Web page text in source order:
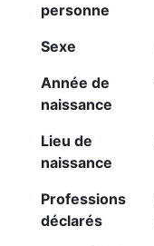
personne
Sexe
Année de
naissance
Lieu de
naissance
Professions
déclarés